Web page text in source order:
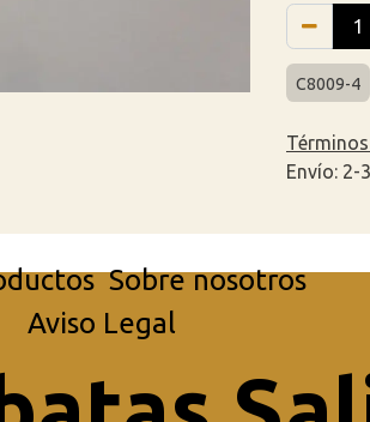
C8009-4
Envío: 2-
Sobre nosotros
Aviso Legal